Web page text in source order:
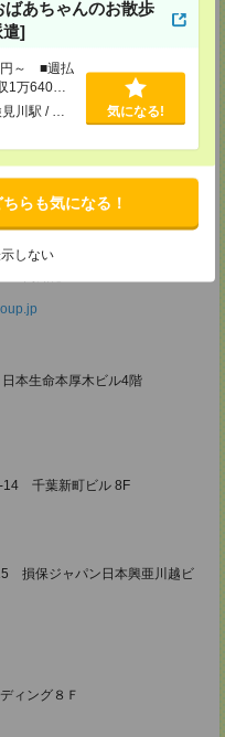
ばあちゃんのお散歩
遣]
円～ ■週払
万640円
川駅 / … 気になる!
ちらも気になる！
しない
町 1-10-16 シーノ大宮ノース
第一生命ビルディング11Ｆ
本生命本厚木ビル4階
14 千葉新町ビル 8F
損保ジャパン日本興亜川越ビ
ィング８Ｆ